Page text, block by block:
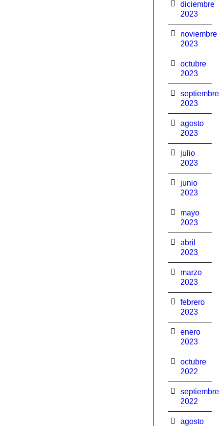
diciembre
2023
noviembre
2023
octubre
2023
septiembre
2023
agosto
2023
julio
2023
junio
2023
mayo
2023
abril
2023
marzo
2023
febrero
2023
enero
2023
octubre
2022
septiembre
2022
agosto